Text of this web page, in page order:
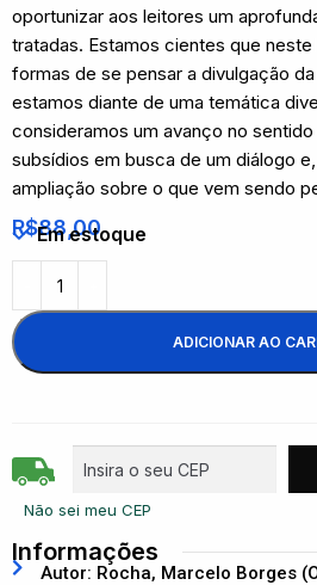
oportunizar aos leitores um
tratadas. Estamos cientes que
formas de se pensar a divulgação
estamos diante de uma temática
consideramos um avanço no
subsídios em busca de um diálogo
ampliação sobre o que vem sendo
R$88,00
Em estoque
ADICIONAR AO
Não sei meu CEP
Informações
Autor: Rocha, Marcelo Borges